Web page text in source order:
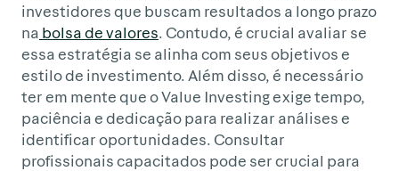
investidores que buscam resultados a longo prazo
na bolsa de valores. Contudo, é crucial avaliar se
essa estratégia se alinha com seus objetivos e
estilo de investimento. Além disso, é necessário
ter em mente que o Value Investing exige tempo,
paciência e dedicação para realizar análises e
identificar oportunidades. Consultar
profissionais capacitados pode ser crucial para